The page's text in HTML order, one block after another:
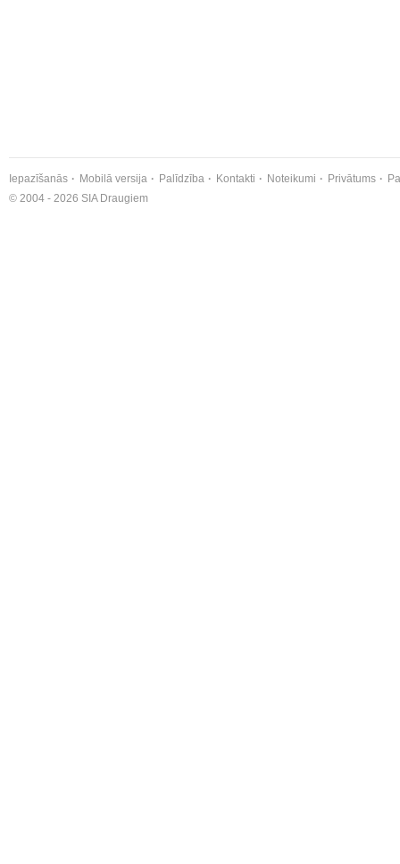
Iepazīšanās Mobilā versija Palīdzība Kontakti Noteikumi Privātums
© 2004 - 2026 SIA Draugiem